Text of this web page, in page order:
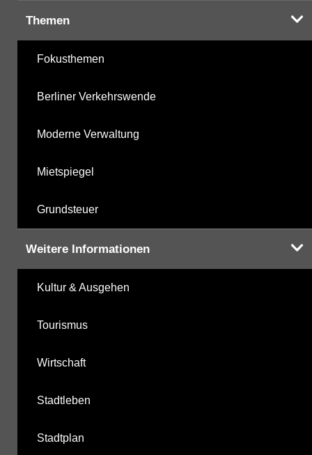
Themen
Fokusthemen
Berliner Verkehrswende
Moderne Verwaltung
Mietspiegel
Grundsteuer
Weitere Informationen
Kultur & Ausgehen
Tourismus
Wirtschaft
Stadtleben
Stadtplan